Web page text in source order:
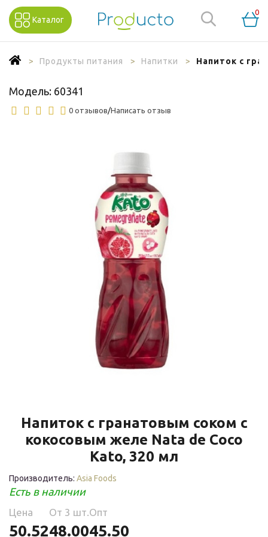
Каталог
0
Продукты питания Напитки Напиток с
Модель: 60341
0 отзывов/Написать отзыв
Напиток с гранатовым соком с
кокосовым желе Nata de Coco
Kato, 320 мл
Производитель: Asia Foods
Есть в наличии
Цена
50.52
Oт 3 шт.
48.00
Опт
45.50